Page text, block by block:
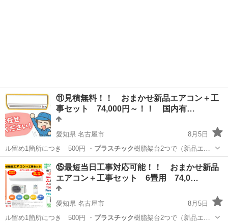
⑪見積無料！！ おまかせ新品エアコン＋工
事セット 74,000円～！！ 国内有…
愛知県 名古屋市
8月5日
ル留め1箇所につき 500円 ・ プラスチック樹脂架台2つで（新品エア
コン購入の…
愛知 名古屋市 便利屋 無料
⑮最短当日工事対応可能！！ おまかせ新品
エアコン＋工事セット 6畳用 74,0…
愛知県 名古屋市
8月5日
ル留め1箇所につき 500円 ・ プラスチック樹脂架台2つで（新品エア